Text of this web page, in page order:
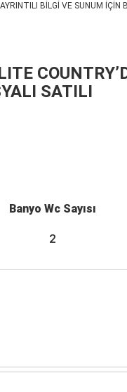
AYRINTILI BİLGİ VE SUNUM İÇİN
SATILI
Banyo Wc Sayısı
2